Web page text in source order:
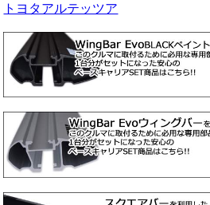
トヨタアルテッツア